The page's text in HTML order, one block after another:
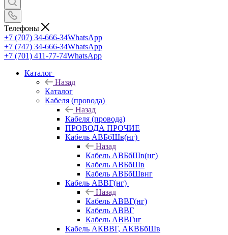
Телефоны
+7 (707) 34-666-34WhatsApp
+7 (747) 34-666-34WhatsApp
+7 (701) 411-77-74WhatsApp
Каталог
Назад
Каталог
Кабеля (провода)
Назад
Кабеля (провода)
ПРОВОДА ПРОЧИЕ
Кабель АВБбШв(нг)
Назад
Кабель АВБбШв(нг)
Кабель АВБбШв
Кабель АВБбШвнг
Кабель АВВГ(нг)
Назад
Кабель АВВГ(нг)
Кабель АВВГ
Кабель АВВГнг
Кабель АКВВГ, АКВБбШв